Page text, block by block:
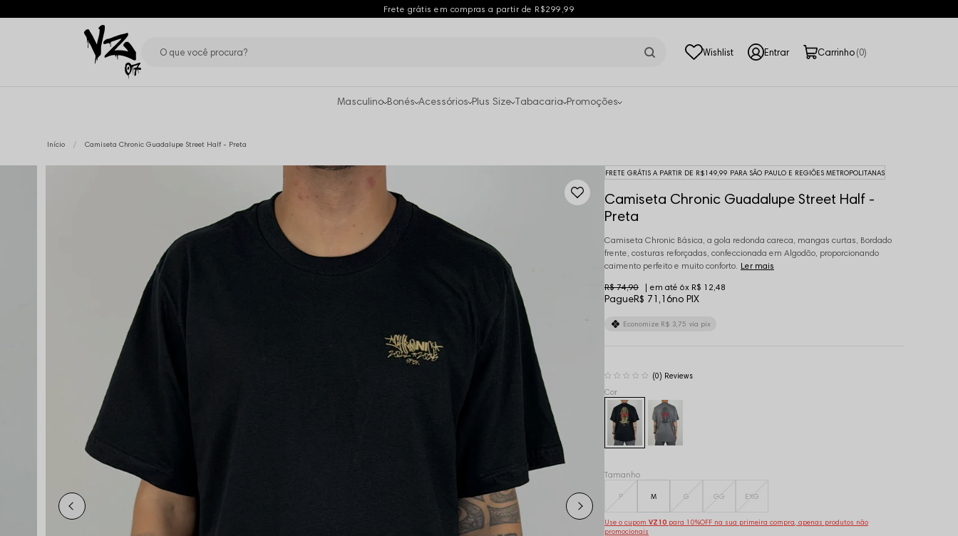
Frete grátis em compras a partir de R$299,99
0
Masculino Bonés Acessórios Plus Size Tabacaria Promoções
Início Camiseta Chronic Guadalupe Street Half - Preta
FRETE GRÁTIS A PARTIR DE R$149,99 PARA SÃO PAULO E REGIÕES METROPOLITANAS
Camiseta Chronic Guadalupe Street Half -
Preta
Camiseta Chronic Básica, a gola redonda careca, mangas curtas, Bordado
frente, costuras reforçadas, confeccionada em Algodão, proporcionando
caimento perfeito e muito conforto. Ler mais
PagueR$ 71,16no PIX
R$ 74,90 6x R$ 12,48
Economize R$ 3,75 via pix
(0)
Tamanho
P M G GG EXG
Use o cupom VZ10 para 10%OFF na sua primeira compra, apenas produtos não
promocionais